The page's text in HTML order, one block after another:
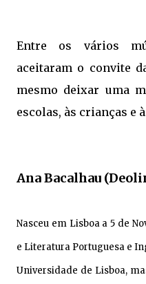
Entre os vários
aceitaram o convite
mesmo deixar uma
escolas, às crianças e
Ana Bacalhau
Nasceu em Lisboa a 5 de
e Literatura Portuguesa e
Universidade de Lisboa,